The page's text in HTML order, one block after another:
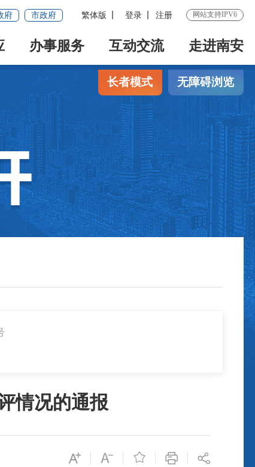
府 市政府 繁体版 登录 注册 网站支持IPV6
办事服务 互动交流 走进南安
长者模式 无障碍浏览
情况的通报
